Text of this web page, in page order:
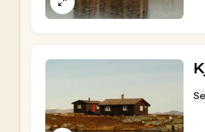
DNT-medlemskap
Som medlem i Trondhjems
nøkkel, og du må være medlem
Fra Kjølihytta er det mange
finner du en oversikt over